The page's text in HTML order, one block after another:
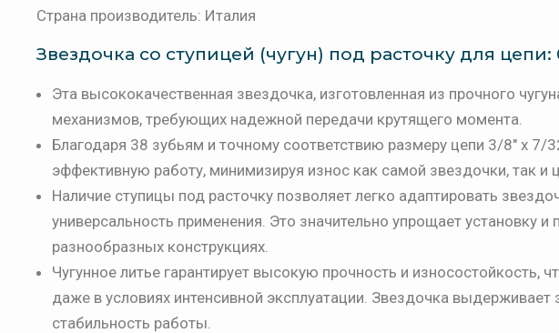
Страна производитель: Италия
Звездочка со ступицей (чугун) под расточку для цепи:
Эта высококачественная звездочка, изготовленная из прочного
механизмов, требующих надежной передачи крутящего момента.
Благодаря 38 зубьям и точному соответствию размеру цепи 3/8" x 7/
эффективную работу, минимизируя износ как самой звездочки, так и
Наличие ступицы под расточку позволяет легко адаптировать
универсальность применения. Это значительно упрощает установку
разнообразных конструкциях.
Чугунное литье гарантирует высокую прочность и износостойкость,
даже в условиях интенсивной эксплуатации. Звездочка выдерживает
стабильность работы.